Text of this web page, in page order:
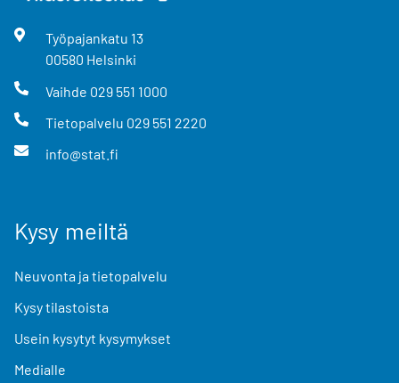
Työpajankatu 13
00580 Helsinki
Vaihde 029 551 1000
Tietopalvelu 029 551 2220
info@stat.fi
Kysy meiltä
Neuvonta ja tietopalvelu
Kysy tilastoista
Usein kysytyt kysymykset
Medialle